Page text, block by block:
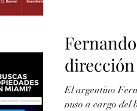
El argentino
puso a cargo del